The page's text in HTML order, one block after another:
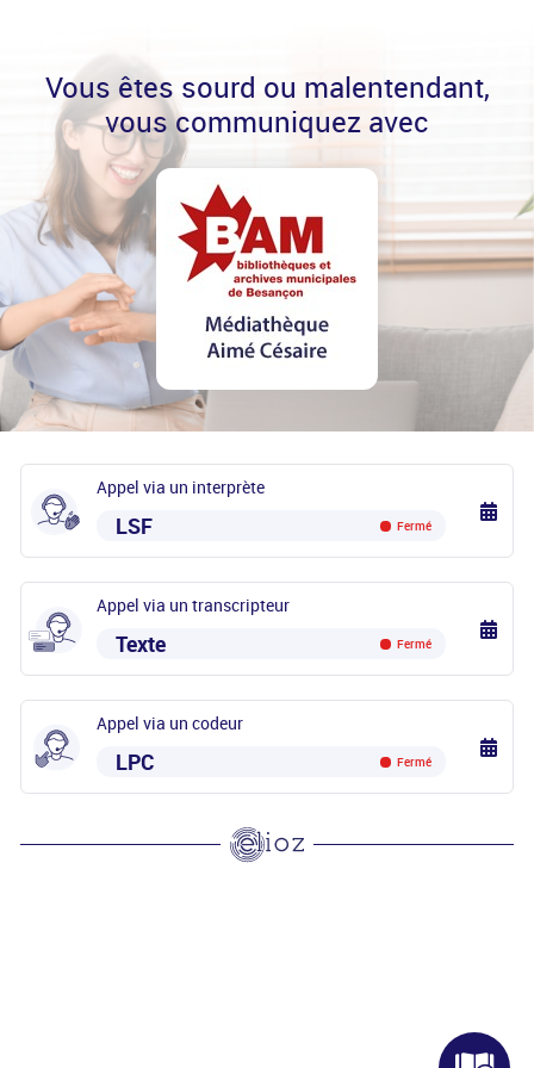
Vous êtes sourd ou malentendant,
vous communiquez avec
Appel via un interprète
LSF Fermé
Appel via un transcripteur
Texte Fermé
Appel via un codeur
LPC Fermé